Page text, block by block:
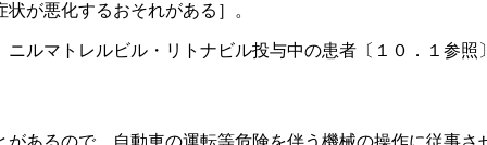
が悪化するおそれがある］。
ルマトレルビル・リトナビル投与中の患者〔１０．１参照